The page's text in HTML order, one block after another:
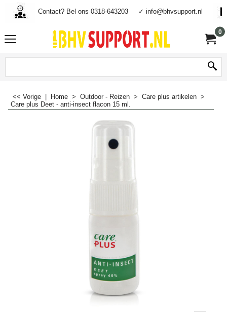
Contact? Bel ons 0318-643203 ✓ info@bhvsupport.nl
0
<< Vorige Home > Outdoor - Reizen > Care plus artikelen >
Care plus Deet - anti-insect flacon 15 ml.